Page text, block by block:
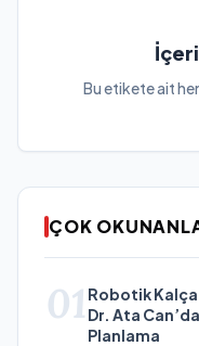
Bu etikete ait
ÇOK
01 Robotik
Dr. Ata
Planlama